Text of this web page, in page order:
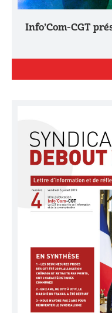
Info’Com-CGT présent à la Fête de L’Humanité